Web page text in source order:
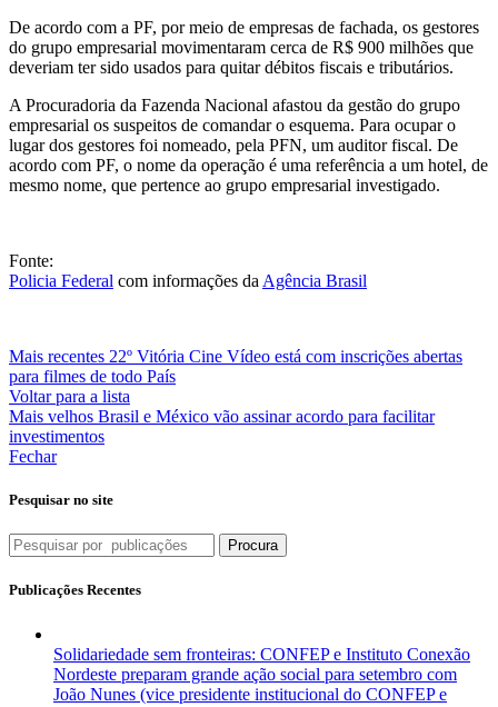
De acordo com a PF, por meio de empresas de fachada, os gestores
do grupo empresarial movimentaram cerca de R$ 900 milhões que
deveriam ter sido usados para quitar débitos fiscais e tributários.
A Procuradoria da Fazenda Nacional afastou da gestão do grupo
empresarial os suspeitos de comandar o esquema. Para ocupar o
lugar dos gestores foi nomeado, pela PFN, um auditor fiscal. De
acordo com PF, o nome da operação é uma referência a um hotel, de
mesmo nome, que pertence ao grupo empresarial investigado.
Fonte:
Policia Federal com informações da Agência Brasil
Mais recentes 22º Vitória Cine Vídeo está com inscrições abertas
para filmes de todo País
Voltar para a lista
Mais velhos Brasil e México vão assinar acordo para facilitar
investimentos
Fechar
Pesquisar no site
Procura
Publicações Recentes
Solidariedade sem fronteiras: CONFEP e Instituto Conexão
Nordeste preparam grande ação social para setembro com
João Nunes (vice presidente institucional do CONFEP e